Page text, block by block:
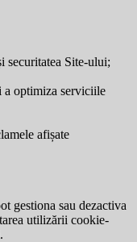
securitatea Site-ului;
a optimiza serviciile
afișate
gestiona sau dezactiva
utilizării cookie-